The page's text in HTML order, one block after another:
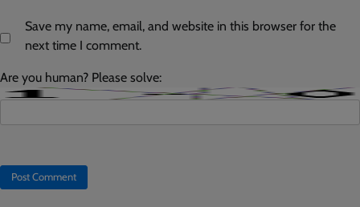
Save my name, email, and website in this browser for the
next time I comment.
Are you human? Please solve: